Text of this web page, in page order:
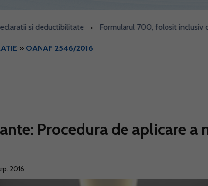
si deductibilitate • Formularul 700, folosit inclusiv de
» OANAF 2546/2016
Procedura de aplicare a
2016